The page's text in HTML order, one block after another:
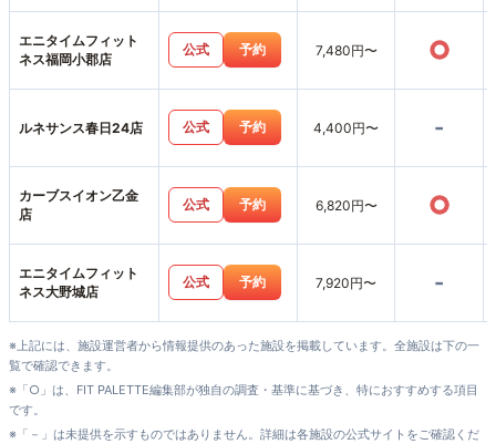
エニタイムフィット
ネス福岡小郡店
公式 予約 7,480円〜 ○
ルネサンス春日24店 公式 予約 4,400円〜 -
カーブスイオン乙金
店
公式 予約 6,820円〜 ○
エニタイムフィット
ネス大野城店
公式 予約 7,920円〜 -
※上記には、施設運営者から情報提供のあった施設を掲載しています。全施設は下の一
覧で確認できます。
※「○」は、FIT PALETTE編集部が独自の調査・基準に基づき、特におすすめする項目
です。
※「－」は未提供を示すものではありません。詳細は各施設の公式サイトをご確認くだ